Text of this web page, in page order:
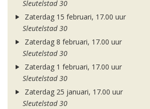
Sleutelstad 30
Zaterdag 15 februari, 17.00 uur
Sleutelstad 30
Zaterdag 8 februari, 17.00 uur
Sleutelstad 30
Zaterdag 1 februari, 17.00 uur
Sleutelstad 30
Zaterdag 25 januari, 17.00 uur
Sleutelstad 30